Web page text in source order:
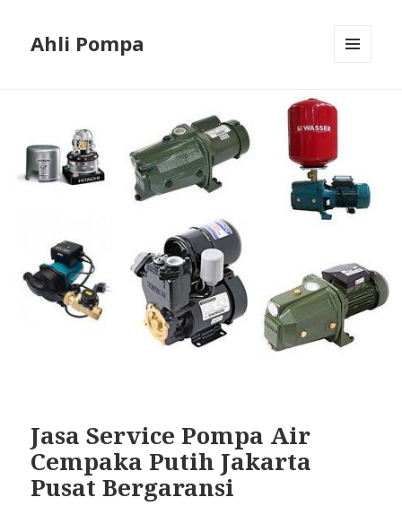
Ahli Pompa
Jasa Service Pompa Air
Cempaka Putih Jakarta
Pusat Bergaransi